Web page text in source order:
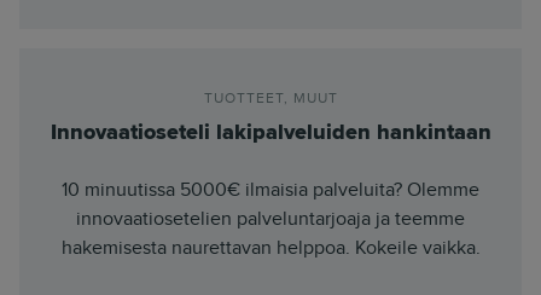
TUOTTEET, MUUT
Innovaatioseteli lakipalveluiden hankintaan
10 minuutissa 5000€ ilmaisia palveluita? Olemme
innovaatiosetelien palveluntarjoaja ja teemme
hakemisesta naurettavan helppoa. Kokeile vaikka.